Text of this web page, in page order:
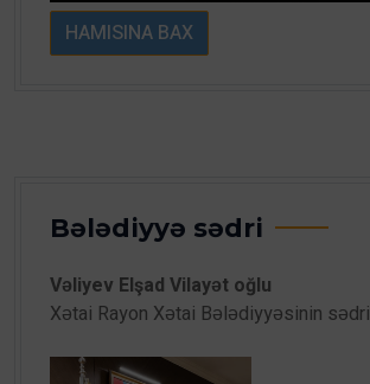
HAMISINA BAX
Bələdiyyə sədri
Vəliyev Elşad Vilayət oğlu
Xətai Rayon Xətai Bələdiyyəsinin sədri